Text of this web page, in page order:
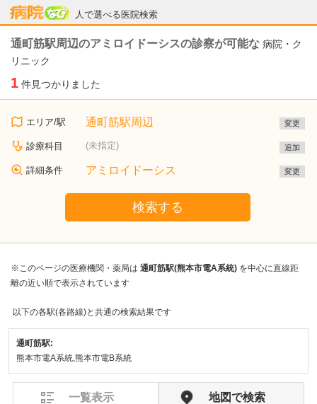
人で選べる医院検索
病院なび
通町筋駅周辺のアミロイドーシスの診察が可能な 病院・ク
リニック
1 件見つかりました
エリア/駅 通町筋駅周辺 変更
診療科目 (未指定) 追加
詳細条件 アミロイドーシス 変更
検索する
※このページの医療機関・薬局は 通町筋駅(熊本市電A系統) を中心に直線距
離の近い順で表示されています
以下の各駅(各路線)と共通の検索結果です
通町筋駅:
熊本市電A系統,熊本市電B系統
一覧表示 地図で検索